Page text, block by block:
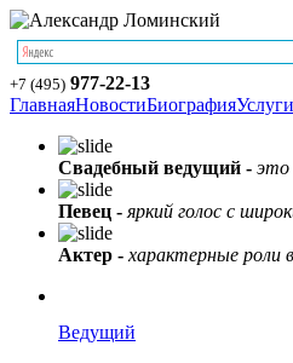
+7 (495) 977-22-13
ГлавнаяНовостиБиографияУслуги
Свадебный ведущий - это
Певец - яркий голос с
Актер - характерные роли
Ведущий